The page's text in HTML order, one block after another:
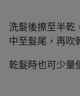
洗髮後擦至半乾
中至髮尾，再吹
乾髮時也可少量